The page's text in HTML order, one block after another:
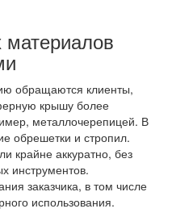
обращаются клиенты,
крышу более
металлочерепицей. В
обрешетки и стропил.
крайне аккуратно, без
инструментов.
заказчика, в том числе
использования.